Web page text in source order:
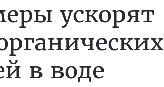
ускорят
в воде